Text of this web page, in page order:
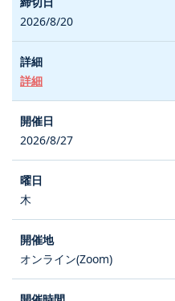
2026/8/20
詳細
2026/8/27
木
オンライン(Zoom)